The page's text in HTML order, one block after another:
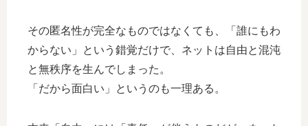
その匿名性が完全なものではなくても、「誰にもわ
からない」という錯覚だけで、ネットは自由と混沌
と無秩序を生んでしまった。
「だから面白い」というのも一理ある。